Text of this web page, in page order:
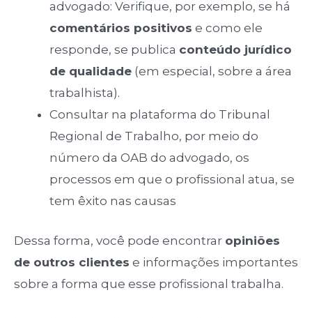
advogado: Verifique, por exemplo, se há
comentários positivos e como ele
responde, se publica conteúdo jurídico
de qualidade (em especial, sobre a área
trabalhista).
Consultar na plataforma do Tribunal
Regional de Trabalho, por meio do
número da OAB do advogado, os
processos em que o profissional atua, se
tem êxito nas causas
Dessa forma, você pode encontrar opiniões
de outros clientes e informações importantes
sobre a forma que esse profissional trabalha.